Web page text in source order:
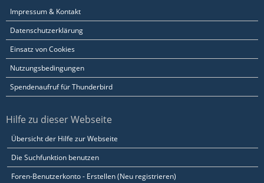
Impressum & Kontakt
Datenschutzerklärung
Einsatz von Cookies
Nutzungsbedingungen
Spendenaufruf für Thunderbird
Hilfe zu dieser Webseite
Übersicht der Hilfe zur Webseite
Die Suchfunktion benutzen
Foren-Benutzerkonto - Erstellen (Neu registrieren)